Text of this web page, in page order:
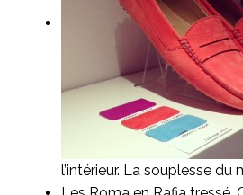
l’intérieur. La souplesse